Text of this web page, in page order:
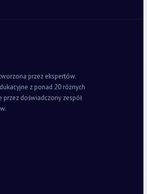
przez ekspertów.
z ponad 20 różnych
przez doświadczony zespół